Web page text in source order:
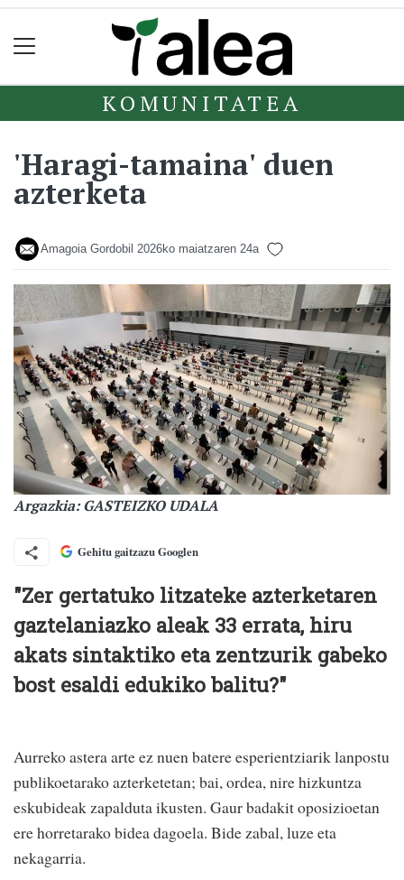
KOMUNITATEA
'Haragi-tamaina' duen
azterketa
Amagoia Gordobil 2026ko maiatzaren 24a
Argazkia: GASTEIZKO UDALA
Gehitu gaitzazu Googlen
"Zer gertatuko litzateke azterketaren
gaztelaniazko aleak 33 errata, hiru
akats sintaktiko eta zentzurik gabeko
bost esaldi edukiko balitu?"
Aurreko astera arte ez nuen batere esperientziarik lanpostu
publikoetarako azterketetan; bai, ordea, nire hizkuntza
eskubideak zapalduta ikusten. Gaur badakit oposizioetan
ere horretarako bidea dagoela. Bide zabal, luze eta
nekagarria.